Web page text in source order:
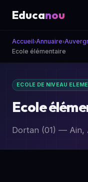
Educanou
Accueil›Annuaire›
Ecole élémentaire
ECOLE DE NIVEAU
Ecole
Dortan (01) — Ain,